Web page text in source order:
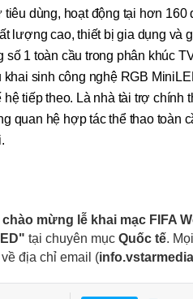
dùng, hoạt động tại hơn 160
lượng cao, thiết bị gia dụng và
1 toàn cầu trong phân khúc
sinh công nghệ RGB
tiếp theo. Là nhà tài trợ chính
quan hệ hợp tác thể thao toàn
mừng lễ khai mạc FIFA
tại chuyên mục Quốc tế.
địa chỉ email (